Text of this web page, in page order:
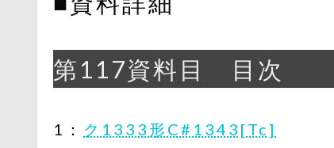
第117資料目 目次
1： ク1333形C#1343[Tc]